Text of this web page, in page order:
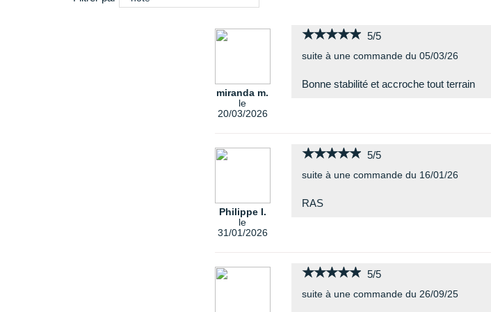
miranda m.
le
20/03/2026
★★★★★
★★★★★ 5/5
suite à une commande du 05/03/26
Bonne stabilité et accroche tout terrain
Philippe I.
le
31/01/2026
★★★★★
★★★★★ 5/5
suite à une commande du 16/01/26
RAS
★★★★★
★★★★★ 5/5
suite à une commande du 26/09/25